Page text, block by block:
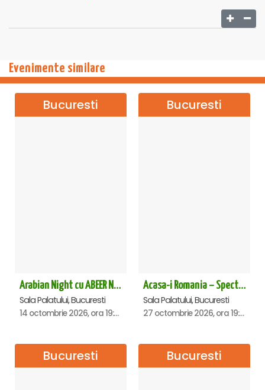
Evenimente similare
Bucuresti
Arabian Night cu ABEER NEHME – Concert extraordinar la Sala Palatului
Sala Palatului, Bucuresti
14 octombrie 2026, ora 19:00
Bucuresti
Acasa-i Romania – Spectacol
Sala Palatului, Bucuresti
27 octombrie 2026, ora 19:00
Bucuresti Bucuresti